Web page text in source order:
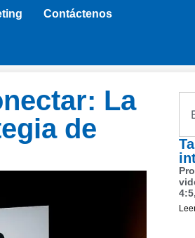
Contáctenos
La
de